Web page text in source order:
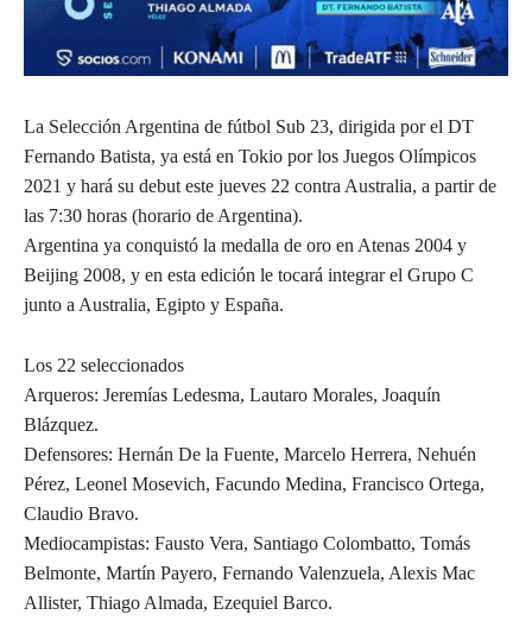
La Selección Argentina de fútbol Sub 23, dirigida por el DT
Fernando Batista, ya está en Tokio por los Juegos Olímpicos
2021 y hará su debut este jueves 22 contra Australia, a partir de
las 7:30 horas (horario de Argentina).
Argentina ya conquistó la medalla de oro en Atenas 2004 y
Beijing 2008, y en esta edición le tocará integrar el Grupo C
junto a Australia, Egipto y España.
Los 22 seleccionados
Arqueros: Jeremías Ledesma, Lautaro Morales, Joaquín
Blázquez.
Defensores: Hernán De la Fuente, Marcelo Herrera, Nehuén
Pérez, Leonel Mosevich, Facundo Medina, Francisco Ortega,
Claudio Bravo.
Mediocampistas: Fausto Vera, Santiago Colombatto, Tomás
Belmonte, Martín Payero, Fernando Valenzuela, Alexis Mac
Allister, Thiago Almada, Ezequiel Barco.